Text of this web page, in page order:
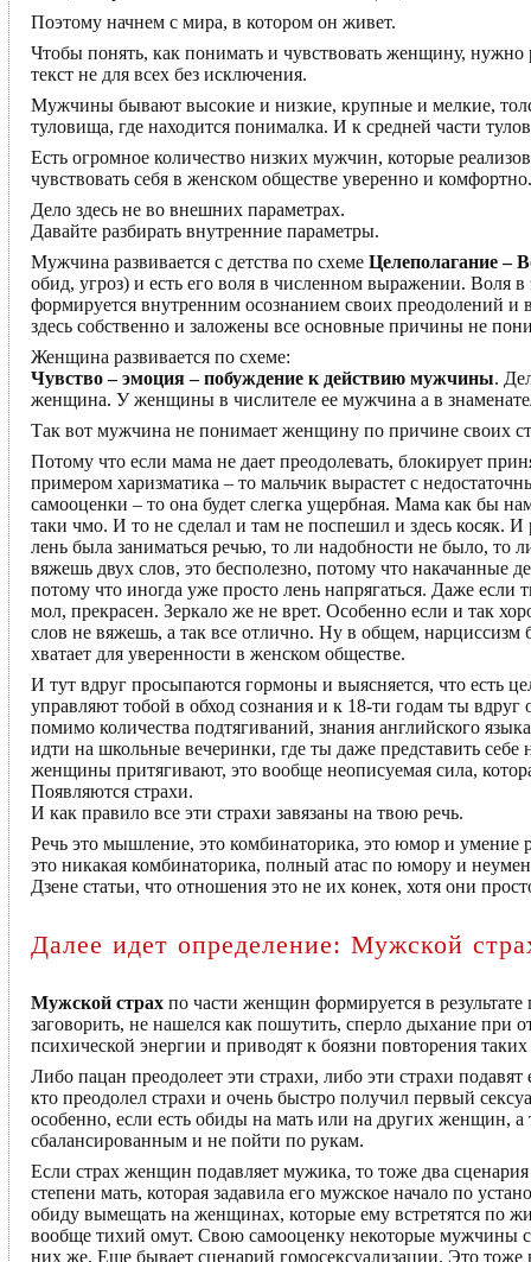
Поэтому начнем с мира, в котором он живет.
Чтобы понять, как понимать и чувствовать женщину,
текст не для всех без исключения.
Мужчины бывают высокие и низкие, крупные и мелкие,
туловища, где находится понималка. И к средней части
Есть огромное количество низких мужчин, которые
чувствовать себя в женском обществе уверенно и комфортно.
Дело здесь не во внешних параметрах.
Давайте разбирать внутренние параметры.
Мужчина развивается с детства по схеме Целеполагание –
обид, угроз) и есть его воля в численном выражении. Воля
формируется внутренним осознанием своих преодолений
здесь собственно и заложены все основные причины не
Женщина развивается по схеме:
Чувство – эмоция – побуждение к действию мужчины.
женщина. У женщины в числителе ее мужчина а в
Так вот мужчина не понимает женщину по причине своих
Потому что если мама не дает преодолевать, блокирует
примером харизматика – то мальчик вырастет с
самооценки – то она будет слегка ущербная. Мама как бы
таки чмо. И то не сделал и там не поспешил и здесь косяк.
лень была заниматься речью, то ли надобности не было, то
вяжешь двух слов, это бесполезно, потому что
потому что иногда уже просто лень напрягаться. Даже
мол, прекрасен. Зеркало же не врет. Особенно если и так
слов не вяжешь, а так все отлично. Ну в общем, нарциссизм
хватает для уверенности в женском обществе.
И тут вдруг просыпаются гормоны и выясняется, что
управляют тобой в обход сознания и к 18-ти годам ты
помимо количества подтягиваний, знания английского
идти на школьные вечеринки, где ты даже представить
женщины притягивают, это вообще неописуемая сила,
Появляются страхи.
И как правило все эти страхи завязаны на твою речь.
Речь это мышление, это комбинаторика, это юмор и умение
это никакая комбинаторика, полный атас по юмору и
Дзене статьи, что отношения это не их конек, хотя они
Далее идет определение: Мужской
Мужской страх по части женщин формируется в
заговорить, не нашелся как пошутить, сперло дыхание при
психической энергии и приводят к боязни повторения
Либо пацан преодолеет эти страхи, либо эти страхи
кто преодолел страхи и очень быстро получил первый
особенно, если есть обиды на мать или на других женщин, а
сбалансированным и не пойти по рукам.
Если страх женщин подавляет мужика, то тоже два
степени мать, которая задавила его мужское начало по
обиду вымещать на женщинах, которые ему встретятся по
вообще тихий омут. Свою самооценку некоторые мужчины
них же. Еще бывает сценарий гомосексуализации. Это тоже